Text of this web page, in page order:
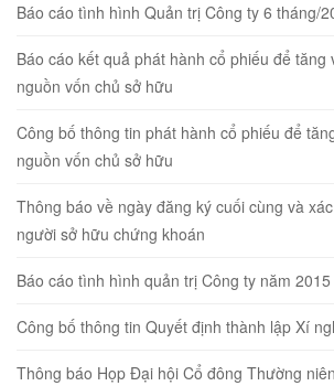
Báo cáo tình hình Quản trị Công ty 6 tháng/
Báo cáo kết quả phát hành cổ phiếu để tăng
nguồn vốn chủ sở hữu
Công bố thông tin phát hành cổ phiếu để
nguồn vốn chủ sở hữu
Thông báo về ngày đăng ký cuối cùng và
người sở hữu chứng khoán
Báo cáo tình hình quản trị Công ty năm 2015
Công bố thông tin Quyết định thành lập Xí
Thông báo Họp Đại hội Cổ đông Thường